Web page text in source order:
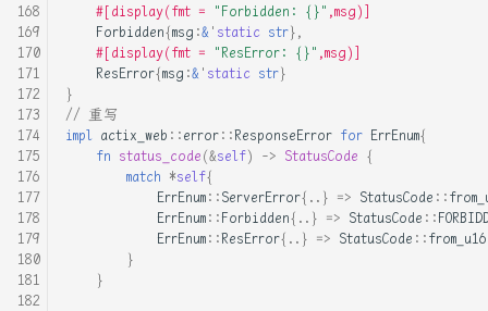
基于risc-v平台,使用rust开
发一个属于自己的操作系统内
核
实战通过内核模块hook全部系
统调用
对 Rust 中 PhantomData 的
理解
屠龙之技! 使用Rust加速你的
#[display(fmt =
"Forbidden: {}" ,msg)]
Forbidden{msg :& ' static str},
#[display(fmt =
"ResError: {}" ,msg)]
ResError{msg :& ' static str}
}
// 重写
impl actix_web ::error::ResponseError for ErrEnum{
fn status_code(&self) -> StatusCode {
match *self{
ErrEnum::ServerError{ .. } => StatusCode ::
ErrEnum::Forbidden{ .. } => StatusCode ::
ErrEnum::ResError{ .. } => StatusCode ::from_u16
}
}